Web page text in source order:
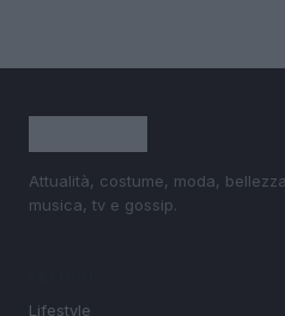
Attualità, costume, moda,
musica, tv e gossip.
Lifestyle